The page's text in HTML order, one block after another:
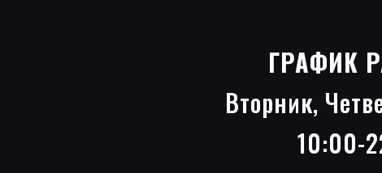
ГРАФИК
Вторник,
10:00-